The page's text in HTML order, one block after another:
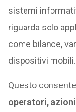
sistemi
riguarda solo
come bilance,
dispositivi mobili.
Questo
operatori,